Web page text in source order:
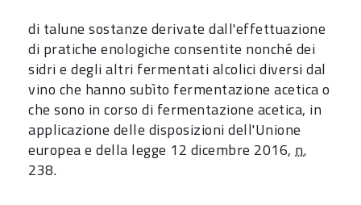
di talune sostanze derivate dall'effettuazione
di pratiche enologiche consentite nonché dei
sidri e degli altri fermentati alcolici diversi dal
vino che hanno subìto fermentazione acetica o
che sono in corso di fermentazione acetica, in
applicazione delle disposizioni dell'Unione
europea e della legge 12 dicembre 2016,n.
238.